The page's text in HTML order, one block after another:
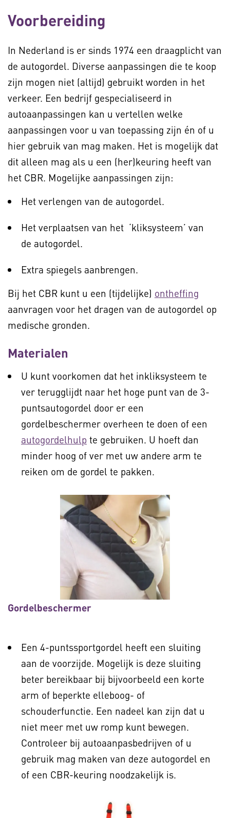
Voorbereiding
In Nederland is er sinds 1974 een draagplicht van
de autogordel. Diverse aanpassingen die te koop
zijn mogen niet (altijd) gebruikt worden in het
verkeer. Een bedrijf gespecialiseerd in
autoaanpassingen kan u vertellen welke
aanpassingen voor u van toepassing zijn én of u
hier gebruik van mag maken. Het is mogelijk dat
dit alleen mag als u een (her)keuring heeft van
het CBR. Mogelijke aanpassingen zijn:
Het verlengen van de autogordel.
Het verplaatsen van het ‘kliksysteem’ van
de autogordel.
Extra spiegels aanbrengen.
Bij het CBR kunt u een (tijdelijke) ontheffing
aanvragen voor het dragen van de autogordel op
medische gronden.
Materialen
U kunt voorkomen dat het inkliksysteem te
ver terugglijdt naar het hoge punt van de 3-
puntsautogordel door er een
gordelbeschermer overheen te doen of een
autogordelhulp te gebruiken. U hoeft dan
minder hoog of ver met uw andere arm te
reiken om de gordel te pakken.
Gordelbeschermer
Een 4-puntssportgordel heeft een sluiting
aan de voorzijde. Mogelijk is deze sluiting
beter bereikbaar bij bijvoorbeeld een korte
arm of beperkte elleboog- of
schouderfunctie. Een nadeel kan zijn dat u
niet meer met uw romp kunt bewegen.
Controleer bij autoaanpasbedrijven of u
gebruik mag maken van deze autogordel en
of een CBR-keuring noodzakelijk is.